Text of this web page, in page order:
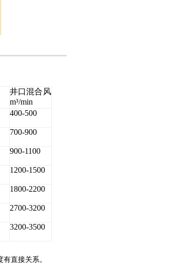
井口混合风
m³/min
400-500
700-900
900-1100
1200-1500
1800-2200
2700-3200
3200-3500
直接关系。